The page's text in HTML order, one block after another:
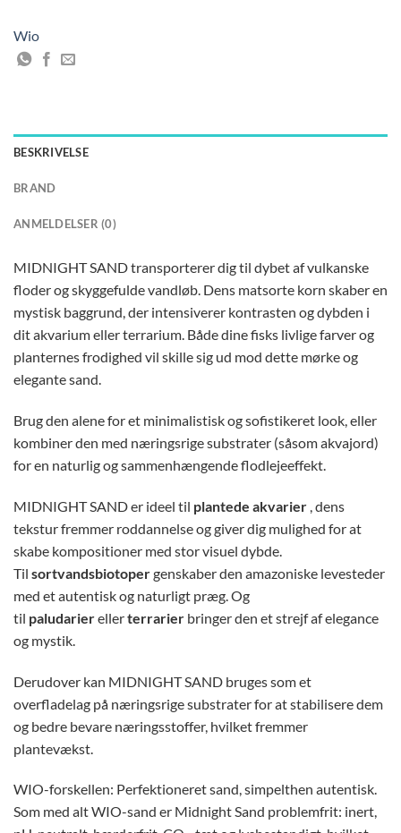
Wio
BESKRIVELSE
BRAND
ANMELDELSER (0)
MIDNIGHT SAND transporterer dig til dybet af vulkanske
floder og skyggefulde vandløb. Dens matsorte korn skaber en
mystisk baggrund, der intensiverer kontrasten og dybden i
dit akvarium eller terrarium. Både dine fisks livlige farver og
planternes frodighed vil skille sig ud mod dette mørke og
elegante sand.
Brug den alene for et minimalistisk og sofistikeret look, eller
kombiner den med næringsrige substrater (såsom akvajord)
for en naturlig og sammenhængende flodlejeeffekt.
MIDNIGHT SAND er ideel til plantede akvarier , dens
tekstur fremmer roddannelse og giver dig mulighed for at
skabe kompositioner med stor visuel dybde.
Til sortvandsbiotopergenskaber den amazoniske levesteder
med et autentisk og naturligt præg. Og
til paludarierellerterrarier bringer den et strejf af elegance
og mystik.
Derudover kan MIDNIGHT SAND bruges som et
overfladelag på næringsrige substrater for at stabilisere dem
og bedre bevare næringsstoffer, hvilket fremmer
plantevækst.
WIO-forskellen: Perfektioneret sand, simpelthen autentisk.
Som med alt WIO-sand er Midnight Sand problemfrit: inert,